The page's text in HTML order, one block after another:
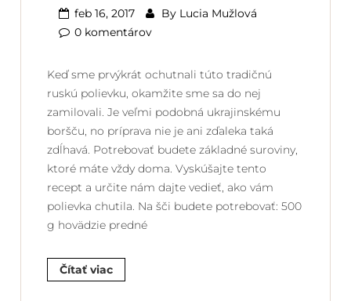
feb 16, 2017 By Lucia Mužlová
0 komentárov
Keď sme prvýkrát ochutnali túto tradičnú
ruskú polievku, okamžite sme sa do nej
zamilovali. Je veľmi podobná ukrajinskému
boršču, no príprava nie je ani zďaleka taká
zdĺhavá. Potrebovať budete základné suroviny,
ktoré máte vždy doma. Vyskúšajte tento
recept a určite nám dajte vedieť, ako vám
polievka chutila. Na šči budete potrebovať: 500
g hovädzie predné
Čítať viac